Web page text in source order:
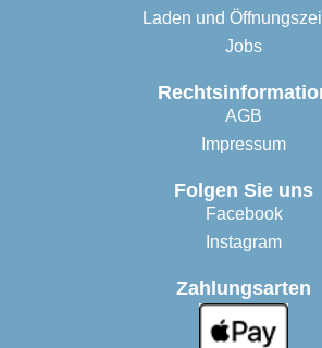
Laden und
Jobs
AGB
Impressum
Folgen Sie uns
Facebook
Instagram
Zahlungsarten